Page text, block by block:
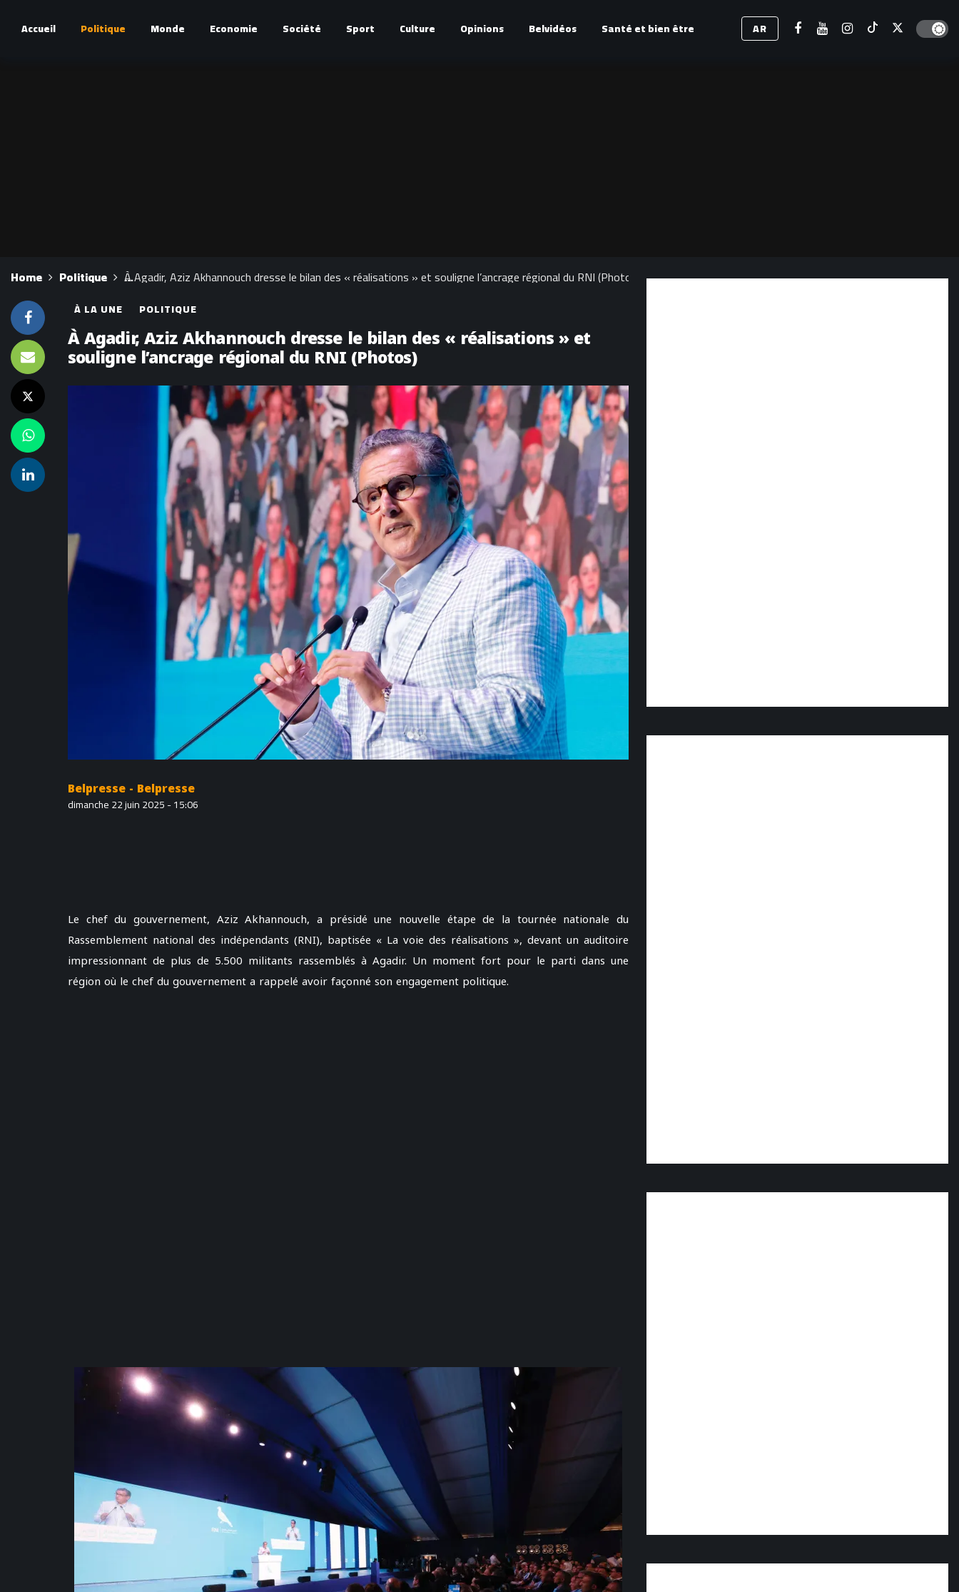
Accueil Politique Monde Economie Société Sport Culture Opinions Belvidéos Santé et bien être AR Dark
Home Politique À Agadir, Aziz Akhannouch dresse le bilan des « réalisations » et souligne l’ancrage régional du RNI (Photos)
À LA UNE POLITIQUE
À Agadir, Aziz Akhannouch dresse le bilan des « réalisations » et
souligne l’ancrage régional du RNI (Photos)
Belpresse - Belpresse
dimanche 22 juin 2025 - 15:06
Le chef du gouvernement, Aziz Akhannouch, a présidé une nouvelle étape de la tournée nationale du
Rassemblement national des indépendants (RNI), baptisée « La voie des réalisations », devant un auditoire
impressionnant de plus de 5.500 militants rassemblés à Agadir. Un moment fort pour le parti dans une
région où le chef du gouvernement a rappelé avoir façonné son engagement politique.